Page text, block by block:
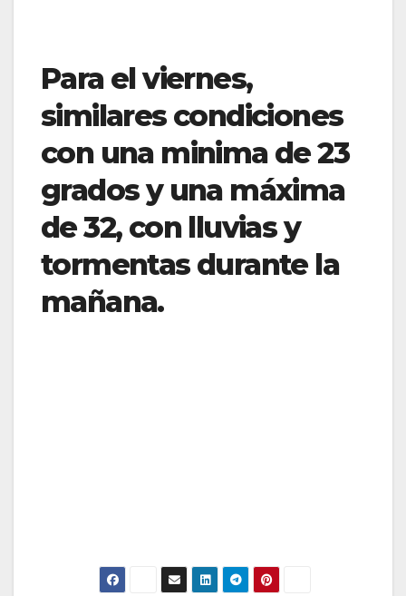
Para el viernes,
similares condiciones
con una minima de 23
grados y una máxima
de 32, con lluvias y
tormentas durante la
mañana.